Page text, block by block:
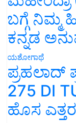
ಬಗ್ಗೆ ನಿಮ್ಮ
ಕನ್ನಡ
ಯಶೋಗಾಥೆ
ಪ್ರಹಲಾದ್
275 DI
ಹೊಸ